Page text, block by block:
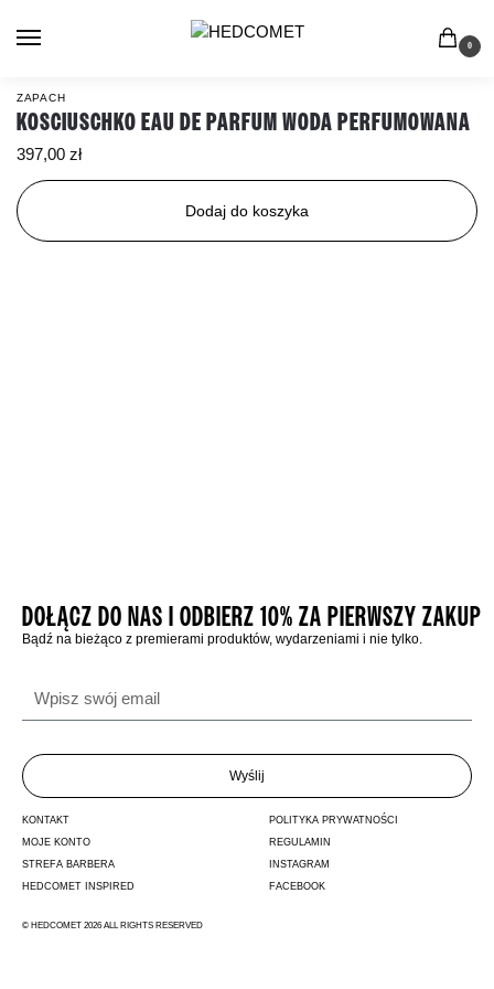
0
ZAPACH
KOSCIUSCHKO EAU DE PARFUM WODA PERFUMOWANA
397,00 zł
Dodaj do koszyka
DOŁĄCZ DO NAS I ODBIERZ 10% ZA PIERWSZY ZAKUP
Bądź na bieżąco z premierami produktów, wydarzeniami i nie tylko.
Wyślij
KONTAKT
MOJE KONTO
STREFA BARBERA
HEDCOMET INSPIRED
POLITYKA PRYWATNOŚCI
REGULAMIN
INSTAGRAM
FACEBOOK
© HEDCOMET 2026 ALL RIGHTS RESERVED